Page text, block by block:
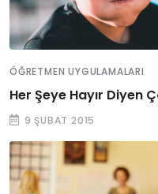
ÖĞRETMEN UYGULAMALARI
Her Şeye Hayır Diyen
9 ŞUBAT 2015